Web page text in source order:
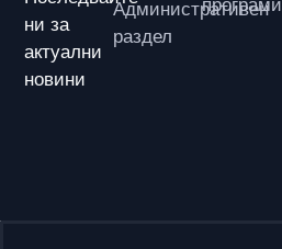
програми
Административен
раздел
ни за
актуални
новини